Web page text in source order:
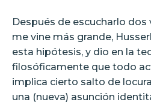
Después de escucharlo dos
me vine más grande,
esta hipótesis, y dio en la
filosóficamente que todo
implica cierto salto de
una (nueva) asunción